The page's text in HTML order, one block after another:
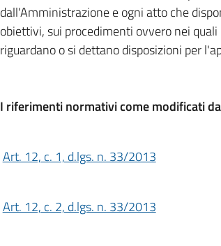
dall'Amministrazione e ogni atto che
obiettivi, sui procedimenti ovvero nei
riguardano o si dettano disposizioni per
I riferimenti normativi come modificati
Art. 12, c. 1, d.lgs. n. 33/2013
Art. 12, c. 2, d.lgs. n. 33/2013